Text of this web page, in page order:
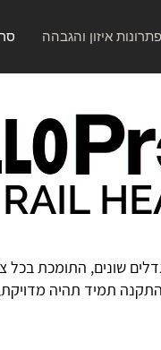
פתרונות איזון והגבהה
שונים, התומכת בכל
התקנה תמיד תהיה מדויקת,